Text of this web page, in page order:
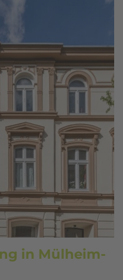
in Mülheim-